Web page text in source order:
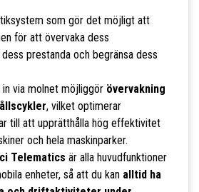
som gör det möjligt att
för att övervaka dess
prestanda och begränsa dess
via molnet möjliggör övervakning
, vilket optimerar
till att upprätthålla hög effektivitet
och hela maskinparker.
Telematics är alla huvudfunktioner
enheter, så att du kan alltid ha